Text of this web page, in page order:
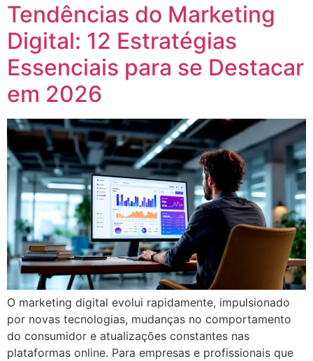
Tendências do Marketing
Digital: 12 Estratégias
Essenciais para se Destacar
em 2026
O marketing digital evolui rapidamente, impulsionado
por novas tecnologias, mudanças no comportamento
do consumidor e atualizações constantes nas
plataformas online. Para empresas e profissionais que